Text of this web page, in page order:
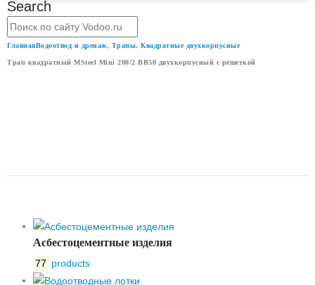
Search
ГлавнаяВодоотвод и дренаж, Трапы, Квадратные двухкорпусные
Трап квадратный MSteel Mini 200/2 ВВ50 двухкорпусный с решеткой
Асбестоцементные изделия
77 products